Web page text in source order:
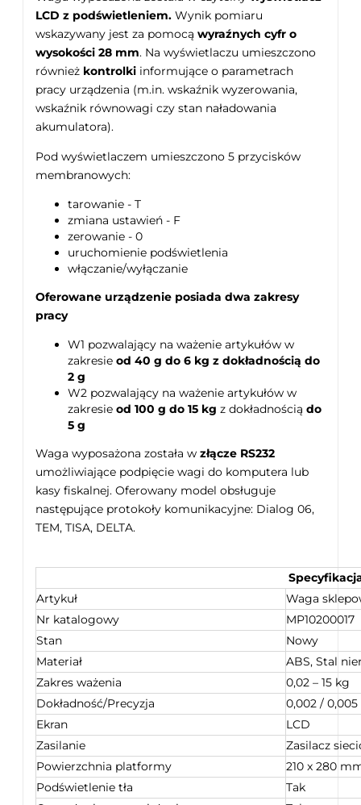
LCD z podświetleniem. Wynik pomiaru
wskazywany jest za pomocą wyraźnych cyfr o
wysokości 28 mm. Na wyświetlaczu umieszczono
również kontrolki informujące o parametrach
pracy urządzenia (m.in. wskaźnik wyzerowania,
wskaźnik równowagi czy stan naładowania
akumulatora).
Pod wyświetlaczem umieszczono 5 przycisków
membranowych:
tarowanie - T
zmiana ustawień - F
zerowanie - 0
uruchomienie podświetlenia
włączanie/wyłączanie
Oferowane urządzenie posiada dwa zakresy
pracy
W1 pozwalający na ważenie artykułów w
zakresie od 40 g do 6 kg z dokładnością do
2 g
W2 pozwalający na ważenie artykułów w
zakresie od 100 g do 15 kg z dokładnością do
5 g
Waga wyposażona została w złącze RS232
umożliwiające podpięcie wagi do komputera lub
kasy fiskalnej. Oferowany model obsługuje
następujące protokoły komunikacyjne: Dialog 06,
TEM, TISA, DELTA.
Artykuł
Waga
Nr katalogowy
MP10200017
Stan
Nowy
Materiał
ABS, Stal
Zakres ważenia
0,02 – 15 kg
Dokładność/Precyzja
0,002 /
Ekran
LCD
Zasilanie
Zasilacz
Powierzchnia platformy
210 x 280
Podświetlenie tła
Tak